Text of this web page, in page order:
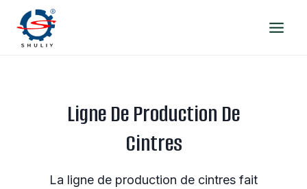
contenu
Ligne De Production De
Cintres
La ligne de production de cintres fait